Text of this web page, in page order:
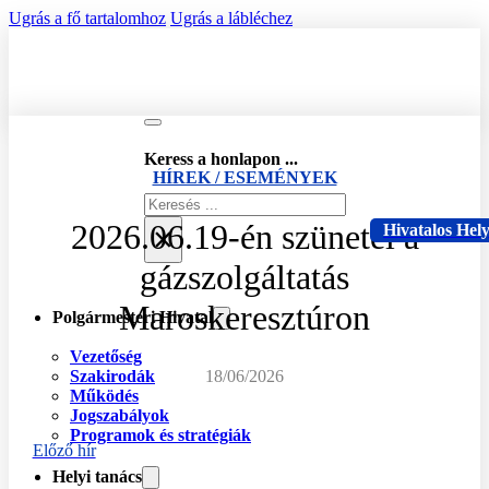
Ugrás a fő tartalomhoz Ugrás a lábléchez
Keress a honlapon ...
Keresés
×
Polgármesteri Hivatal
Vezetőség
Szakirodák
Működés
Jogszabályok
Programok és stratégiák
Helyi tanács
Hivatalos
HÍREK / ESEMÉNYEK
2026.06.19-én szünetel a
gázszolgáltatás
Maroskeresztúron
18/06/2026
Előző hír